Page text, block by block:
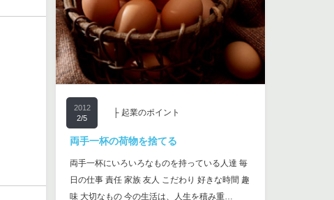
2012
2/5
├ 起業のポイント
両手一杯の荷物を捨てる
両手一杯にいろいろなものを持っている人達 毎
日の仕事 責任 家族 友人 こだわり 好きな時間 趣
味 大切なもの 今の生活は、人生を積み重…